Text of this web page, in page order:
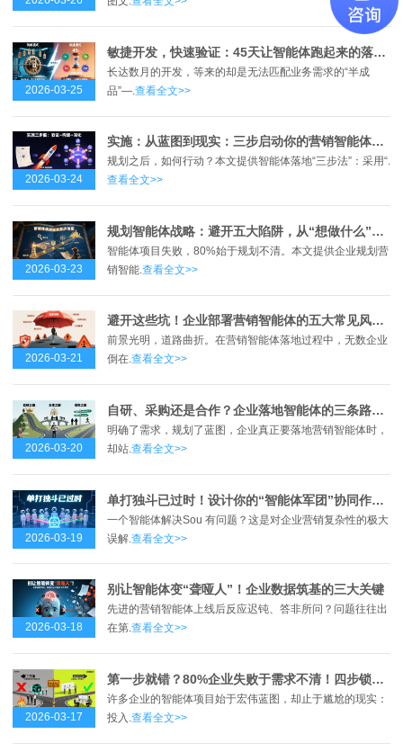
2026-03-25
敏捷开发，快速验证：45天让智能体跑起来的落地方法论
长达数月的开发，等来的却是无法匹配业务需求的“半成
品”—. 查看全文>>
2026-03-24
实施：从蓝图到现实：三步启动你的营销智能体，打赢增长“闪电战”
规划之后，如何行动？本文提供智能体落地“三步法”：采用“.
查看全文>>
2026-03-23
规划智能体战略：避开五大陷阱，从“想做什么”到“能做成什么”
智能体项目失败，80%始于规划不清。本文提供企业规划营
销智能.查看全文>>
2026-03-21
避开这些坑！企业部署营销智能体的五大常见风险与对策
前景光明，道路曲折。在营销智能体落地过程中，无数企业
倒在.查看全文>>
2026-03-20
自研、采购还是合作？企业落地智能体的三条路径全解析
明确了需求，规划了蓝图，企业真正要落地营销智能体时，
却站.查看全文>>
2026-03-19
单打独斗已过时！设计你的“智能体军团”协同作战图
一个智能体解决Sou 有问题？这是对企业营销复杂性的极大
误解. 查看全文>>
2026-03-18
别让智能体变“聋哑人”！企业数据筑基的三大关键
先进的营销智能体上线后反应迟钝、答非所问？问题往往出
在第.查看全文>>
2026-03-17
第一步就错？80%企业失败于需求不清！四步锁定智能体真实痛点
许多企业的智能体项目始于宏伟蓝图，却止于尴尬的现实：
投入.查看全文>>